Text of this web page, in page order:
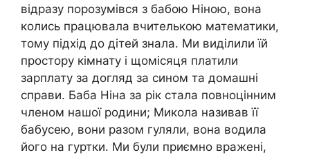
відразу порозумівся з бабою Ніною, вона
колись працювала вчителькою математики,
тому підхід до дітей знала. Ми виділили їй
простору кімнату і щомісяця платили
зарплату за догляд за сином та домашні
справи. Баба Ніна за рік стала повноцінним
членом нашої родини; Микола називав її
бабусею, вони разом гуляли, вона водила
його на гуртки. Ми були приємно вражені,